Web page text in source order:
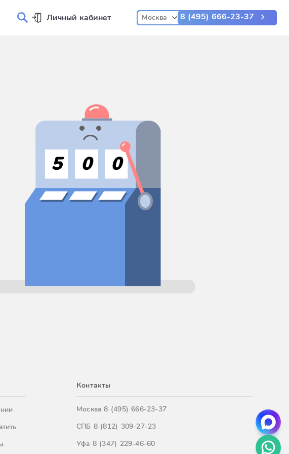
Личный кабинет Москва 8 (495) 666-23-37
5 0 0
Контакты
Москва8 (495) 666-23-37
СПБ 8 (812) 309-27-23
Уфа 8 (347) 229-46-60